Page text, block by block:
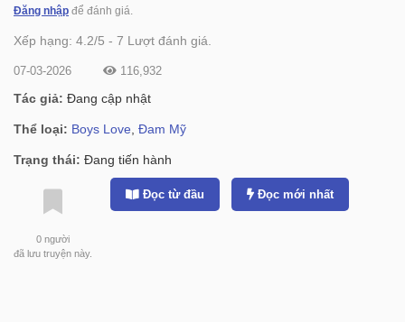
Đăng nhập để đánh giá.
Xếp hạng: 4.2/5 - 7 Lượt đánh giá.
07-03-2026 116,932
Tác giả: Đang cập nhật
Thể loại: Boys Love Đam Mỹ
Trạng thái: Đang tiến hành
0 người
đã lưu truyện này.
Đọc từ đầu Đọc mới nhất